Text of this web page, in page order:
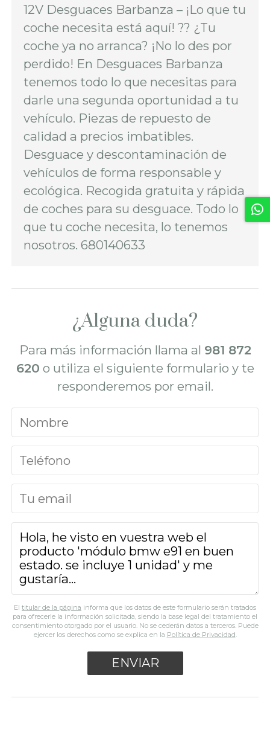
12V Desguaces Barbanza – ¡Lo que tu
coche necesita está aquí! ?? ¿Tu
coche ya no arranca? ¡No lo des por
perdido! En Desguaces Barbanza
tenemos todo lo que necesitas para
darle una segunda oportunidad a tu
vehículo. Piezas de repuesto de
calidad a precios imbatibles.
Desguace y descontaminación de
vehículos de forma responsable y
ecológica. Recogida gratuita y rápida
de coches para su desguace. Todo lo
que tu coche necesita, lo tenemos
nosotros. 680140633
¿Alguna duda?
Para más información llama al 981 872
620 o utiliza el siguiente formulario y te
responderemos por email.
El titular de la página informa que los datos de este formulario serán tratados
para ofrecerle la información solicitada, siendo la base legal del tratamiento el
consentimiento otorgado por el usuario. No se cederán datos a terceros. Puede
ejercer los derechos como se explica en la Política de Privacidad.